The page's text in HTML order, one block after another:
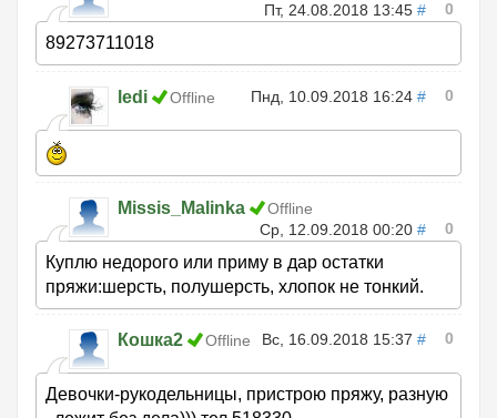
Пт, 24.08.2018 13:45 # 0
89273711018
ledi Offline Пнд, 10.09.2018 16:24 # 0
Missis_Malinka
Offline
Ср, 12.09.2018 00:20 # 0
Куплю недорого или приму в дар остатки
пряжи:шерсть, полушерсть, хлопок не тонкий.
Кошка2 Offline Вс, 16.09.2018 15:37 # 0
Девочки-рукодельницы, пристрою пряжу, разную